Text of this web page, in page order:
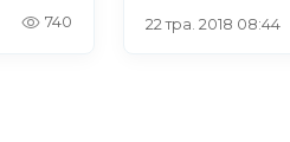
740 22 тра. 2018 08:44